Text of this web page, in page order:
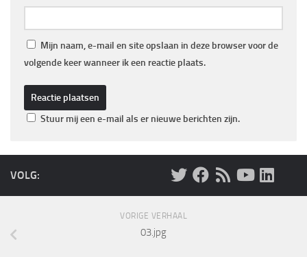
Mijn naam, e-mail en site opslaan in deze browser voor de
volgende keer wanneer ik een reactie plaats.
Stuur mij een e-mail als er nieuwe berichten zijn.
VOLG:
VORIGE VERHAAL
03.jpg